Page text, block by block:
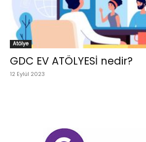
Atölye
GDC EV ATÖLYESİ nedir?
12 Eylül 2023